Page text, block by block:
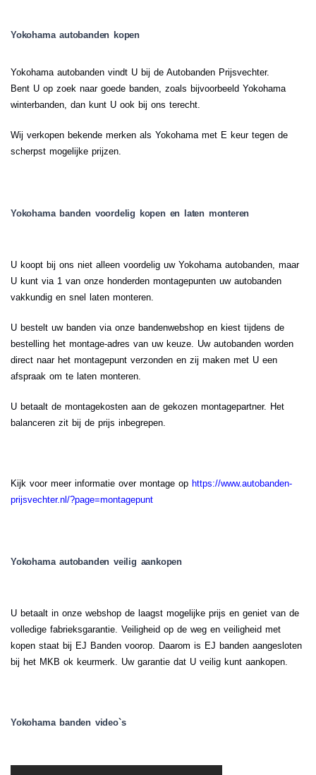
Yokohama autobanden kopen
Yokohama autobanden vindt U bij de Autobanden Prijsvechter.
Bent U op zoek naar goede banden, zoals bijvoorbeeld Yokohama
winterbanden, dan kunt U ook bij ons terecht.
Wij verkopen bekende merken als Yokohama met E keur tegen de
scherpst mogelijke prijzen.
Yokohama banden voordelig kopen en laten monteren
U koopt bij ons niet alleen voordelig uw Yokohama autobanden, maar
U kunt via 1 van onze honderden montagepunten uw autobanden
vakkundig en snel laten monteren.
U bestelt uw banden via onze bandenwebshop en kiest tijdens de
bestelling het montage-adres van uw keuze. Uw autobanden worden
direct naar het montagepunt verzonden en zij maken met U een
afspraak om te laten monteren.
U betaalt de montagekosten aan de gekozen montagepartner. Het
balanceren zit bij de prijs inbegrepen.
Kijk voor meer informatie over montage op https://www.autobanden-
prijsvechter.nl/?page=montagepunt
Yokohama autobanden veilig aankopen
U betaalt in onze webshop de laagst mogelijke prijs en geniet van de
volledige fabrieksgarantie. Veiligheid op de weg en veiligheid met
kopen staat bij EJ Banden voorop. Daarom is EJ banden aangesloten
bij het MKB ok keurmerk. Uw garantie dat U veilig kunt aankopen.
Yokohama banden video`s